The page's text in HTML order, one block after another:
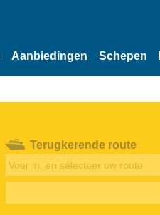
Aanbiedingen Schepen
Terugkerende route